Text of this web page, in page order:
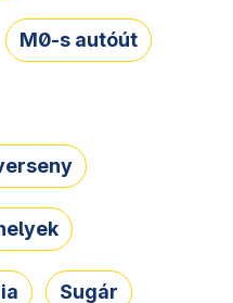
M0-s autóút
Sugár